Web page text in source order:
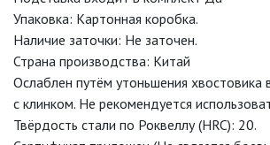
Упаковка: Картонная коробка.
Наличие заточки: Не заточен.
Страна производства: Китай
Ослаблен путём утоньшения хвостовика
с клинком. Не рекомендуется
Твёрдость стали по Роквеллу (HRC): 20.